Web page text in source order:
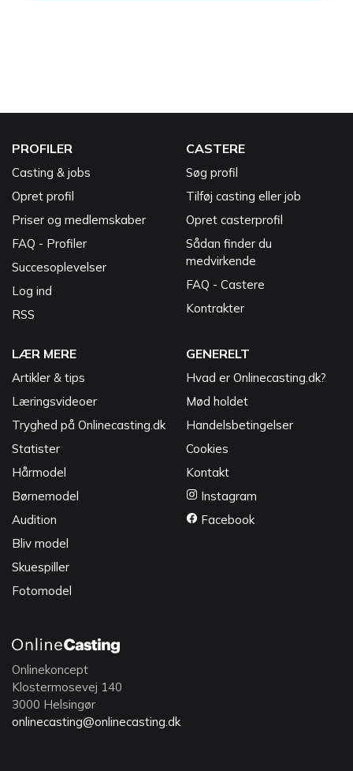
PROFILER
Casting & jobs
Opret profil
Priser og medlemskaber
FAQ - Profiler
Succesoplevelser
Log ind
RSS
CASTERE
Søg profil
Tilføj casting eller job
Opret casterprofil
Sådan finder du
medvirkende
FAQ - Castere
Kontrakter
LÆR MERE
Artikler & tips
Læringsvideoer
Tryghed på Onlinecasting.dk
Statister
Hårmodel
Børnemodel
Audition
Bliv model
Skuespiller
Fotomodel
GENERELT
Hvad er Onlinecasting.dk?
Mød holdet
Handelsbetingelser
Cookies
Kontakt
Instagram
Facebook
Onlinekoncept
Klostermosevej 140
3000 Helsingør
onlinecasting@onlinecasting.dk